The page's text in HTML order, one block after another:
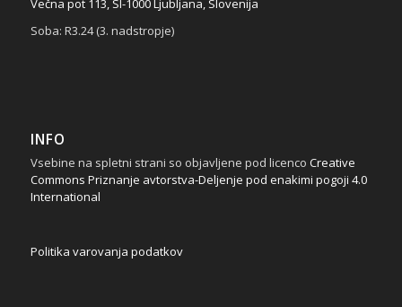
Večna pot 113, SI-1000 Ljubljana, Slovenija
Soba: R3.24 (3. nadstropje)
INFO
Vsebine na spletni strani so objavljene pod licenco Creative
Commons Priznanje avtorstva-Deljenje pod enakimi pogoji 4.0
International
Politika varovanja podatkov